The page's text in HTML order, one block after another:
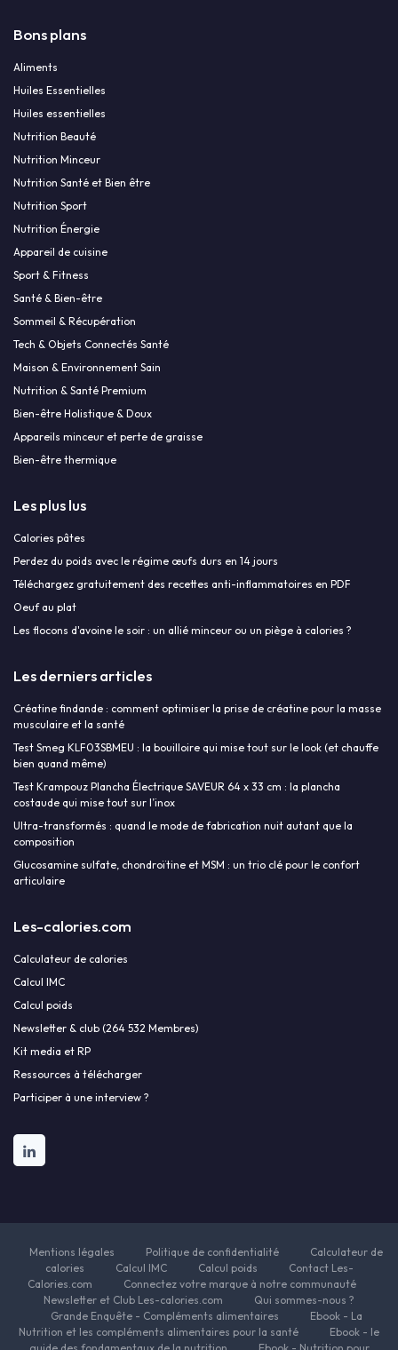
Bons plans
Aliments
Huiles Essentielles
Huiles essentielles
Nutrition Beauté
Nutrition Minceur
Nutrition Santé et Bien être
Nutrition Sport
Nutrition Énergie
Appareil de cuisine
Sport & Fitness
Santé & Bien-être
Sommeil & Récupération
Tech & Objets Connectés Santé
Maison & Environnement Sain
Nutrition & Santé Premium
Bien-être Holistique & Doux
Appareils minceur et perte de graisse
Bien-être thermique
Les plus lus
Calories pâtes
Perdez du poids avec le régime œufs durs en 14 jours
Téléchargez gratuitement des recettes anti-inflammatoires en PDF
Oeuf au plat
Les flocons d'avoine le soir : un allié minceur ou un piège à calories ?
Les derniers articles
Créatine findande : comment optimiser la prise de créatine pour la masse
musculaire et la santé
Test Smeg KLF03SBMEU : la bouilloire qui mise tout sur le look (et chauffe
bien quand même)
Test Krampouz Plancha Électrique SAVEUR 64 x 33 cm : la plancha
costaude qui mise tout sur l’inox
Ultra-transformés : quand le mode de fabrication nuit autant que la
composition
Glucosamine sulfate, chondroïtine et MSM : un trio clé pour le confort
articulaire
Les-calories.com
Calculateur de calories
Calcul IMC
Calcul poids
Newsletter & club (264 532 Membres)
Kit media et RP
Ressources à télécharger
Participer à une interview ?
Mentions légales Politique de confidentialité
Calculateur de
calories
Calcul IMC Calcul poids
Contact Les-
Calories.com
Connectez votre marque à notre communauté
Newsletter et Club Les-calories.com
Qui sommes-nous ?
Grande Enquête - Compléments alimentaires
Ebook - La
Nutrition et les compléments alimentaires pour la santé
Ebook - le